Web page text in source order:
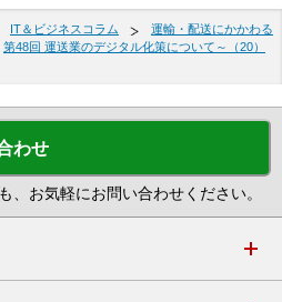
IT＆ビジネスコラム
運輸・配送にかかわる
第48回 運送業のデジタル化策について～（20）
わせ
、お気軽にお問い合わせください。